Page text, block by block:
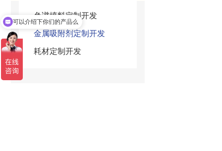
色谱填料定制开发
金属吸附剂定制开发
耗材定制开发
可以介绍下你们的产品么